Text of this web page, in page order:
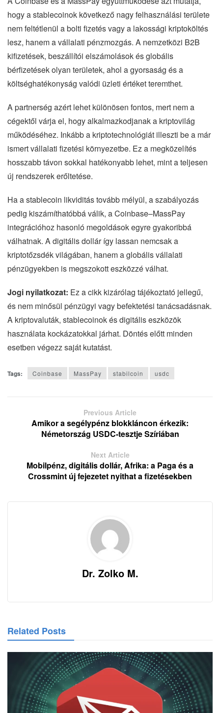
hogy a stablecoinok következő nagy felhasználási területe
nem feltétlenül a bolti fizetés vagy a lakossági kriptoköltés
lesz, hanem a vállalati pénzmozgás. A nemzetközi B2B
kifizetések, beszállítói elszámolások és globális
bérfizetések olyan területek, ahol a gyorsaság és a
költséghatékonyság valódi üzleti értéket teremthet.
A partnerség azért lehet különösen fontos, mert nem a
cégektől várja el, hogy alkalmazkodjanak a kriptovilág
működéséhez. Inkább a kriptotechnológiát illeszti be a már
ismert vállalati fizetési környezetbe. Ez a megközelítés
hosszabb távon sokkal hatékonyabb lehet, mint a teljesen
új rendszerek erőltetése.
Ha a stablecoin likviditás tovább mélyül, a szabályozás
pedig kiszámíthatóbbá válik, a Coinbase–MassPay
integrációhoz hasonló megoldások egyre gyakoribbá
válhatnak. A digitális dollár így lassan nemcsak a
kriptotőzsdék világában, hanem a globális vállalati
pénzügyekben is megszokott eszközzé válhat.
Jogi nyilatkozat: Ez a cikk kizárólag tájékoztató jellegű,
és nem minősül pénzügyi vagy befektetési tanácsadásnak.
A kriptovaluták, stablecoinok és digitális eszközök
használata kockázatokkal járhat. Döntés előtt minden
esetben végezz saját kutatást.
Tags: Coinbase MassPay stabilcoin usdc
Previous Article
Amikor a segélypénz blokkláncon érkezik:
Németország USDC-tesztje Szíriában
Next Article
Mobilpénz, digitális dollár, Afrika: a Paga és a
Crossmint új fejezetet nyithat a fizetésekben
Dr. Zolko M.
Related Posts